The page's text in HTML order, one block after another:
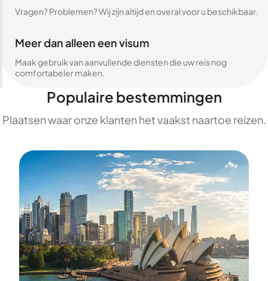
Vragen? Problemen? Wij zijn altijd en overal voor u beschikbaar.
Meer dan alleen een visum
Maak gebruik van aanvullende diensten die uw reis nog
comfortabeler maken.
Populaire bestemmingen
Plaatsen waar onze klanten het vaakst naartoe reizen.